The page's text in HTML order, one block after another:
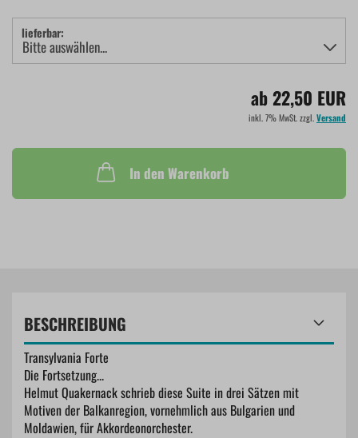
lieferbar:
ab 22,50 EUR
inkl. 7% MwSt. zzgl.Versand
In den Warenkorb
BESCHREIBUNG
Transylvania Forte
Die Fortsetzung...
Helmut Quakernack schrieb diese Suite in drei Sätzen mit
Motiven der Balkanregion, vornehmlich aus Bulgarien und
Moldawien, für Akkordeonorchester.